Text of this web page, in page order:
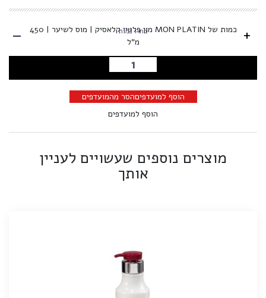
+
כמות של MON PLATIN מון פלטין קלאסיק | מוס לשיער | 450
מ"ל
בחרו כמות -
הוספה לסל
הוסף למועדפיםהסר מהמועדפים
הוסף למועדפים
מוצרים נוספים שעשויים לעניין
אותך